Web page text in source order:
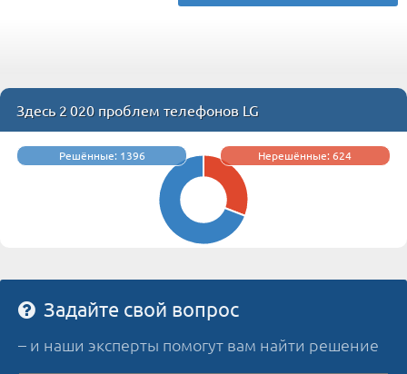
Здесь 2 020 проблем телефонов LG
Решённые: 1396 Нерешённые: 624
Задайте свой вопрос
– и наши эксперты помогут вам найти решение